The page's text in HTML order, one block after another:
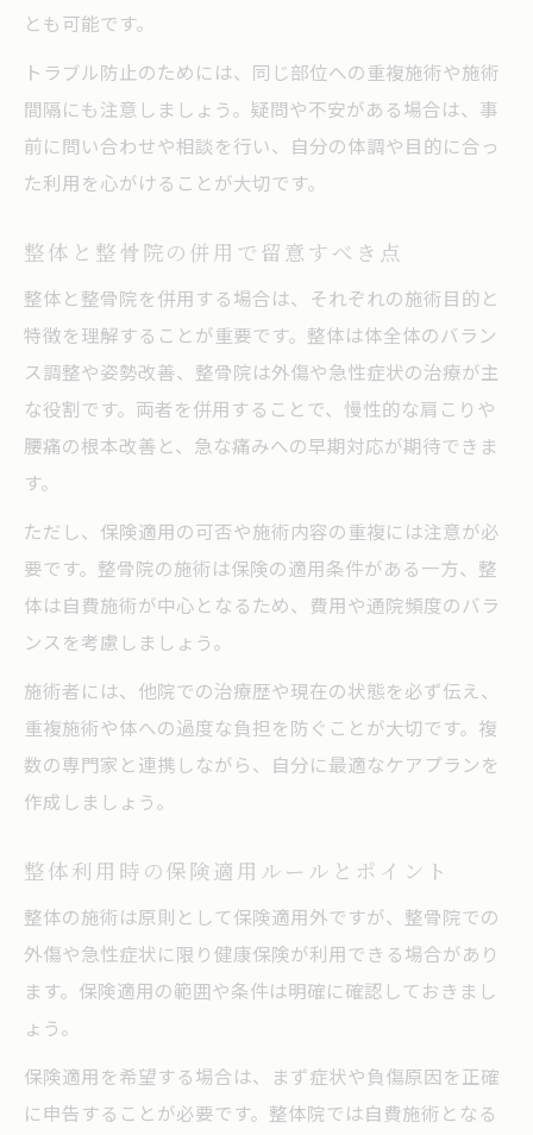
とも可能です。
トラブル防止のためには、同じ部位への重複施術や施術
間隔にも注意しましょう。疑問や不安がある場合は、事
前に問い合わせや相談を行い、自分の体調や目的に合っ
た利用を心がけることが大切です。
整体と整骨院の併用で留意すべき点
整体と整骨院を併用する場合は、それぞれの施術目的と
特徴を理解することが重要です。整体は体全体のバラン
ス調整や姿勢改善、整骨院は外傷や急性症状の治療が主
な役割です。両者を併用することで、慢性的な肩こりや
腰痛の根本改善と、急な痛みへの早期対応が期待できま
す。
ただし、保険適用の可否や施術内容の重複には注意が必
要です。整骨院の施術は保険の適用条件がある一方、整
体は自費施術が中心となるため、費用や通院頻度のバラ
ンスを考慮しましょう。
施術者には、他院での治療歴や現在の状態を必ず伝え、
重複施術や体への過度な負担を防ぐことが大切です。複
数の専門家と連携しながら、自分に最適なケアプランを
作成しましょう。
整体利用時の保険適用ルールとポイント
整体の施術は原則として保険適用外ですが、整骨院での
外傷や急性症状に限り健康保険が利用できる場合があり
ます。保険適用の範囲や条件は明確に確認しておきまし
ょう。
保険適用を希望する場合は、まず症状や負傷原因を正確
に申告することが必要です。整体院では自費施術となる